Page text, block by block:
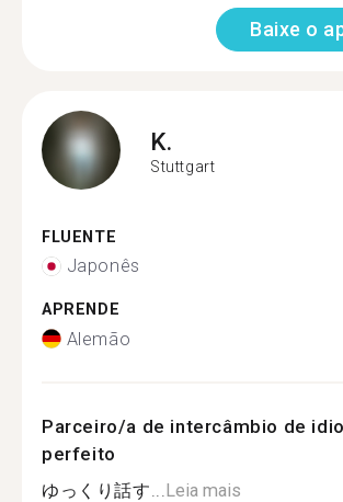
Baixe o
K.
Stuttgart
FLUENTE
Japonês
APRENDE
Alemão
Parceiro/a de intercâmbio de
perfeito
ゆっくり話す... Leia mais